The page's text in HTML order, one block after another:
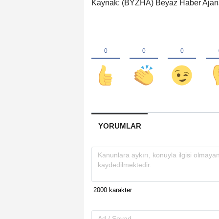
Kaynak: (BYZHA) Beyaz Haber
YORUMLAR